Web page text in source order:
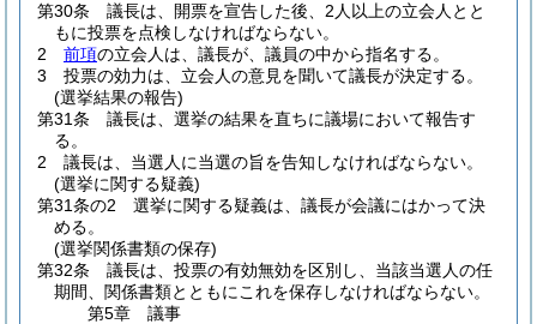
第30条
議長は、開票を宣告した後、2人以上の立会人とと
もに投票を点検しなければならない。
2
前項の立会人は、議長が、議員の中から指名する。
3
投票の効力は、立会人の意見を聞いて議長が決定する。
(選挙結果の報告)
第31条
議長は、選挙の結果を直ちに議場において報告す
る。
2
議長は、当選人に当選の旨を告知しなければならない。
(選挙に関する疑義)
第31条の2
選挙に関する疑義は、議長が会議にはかって決
める。
(選挙関係書類の保存)
第32条
議長は、投票の有効無効を区別し、当該当選人の任
期間、関係書類とともにこれを保存しなければならない。
第5章
議事